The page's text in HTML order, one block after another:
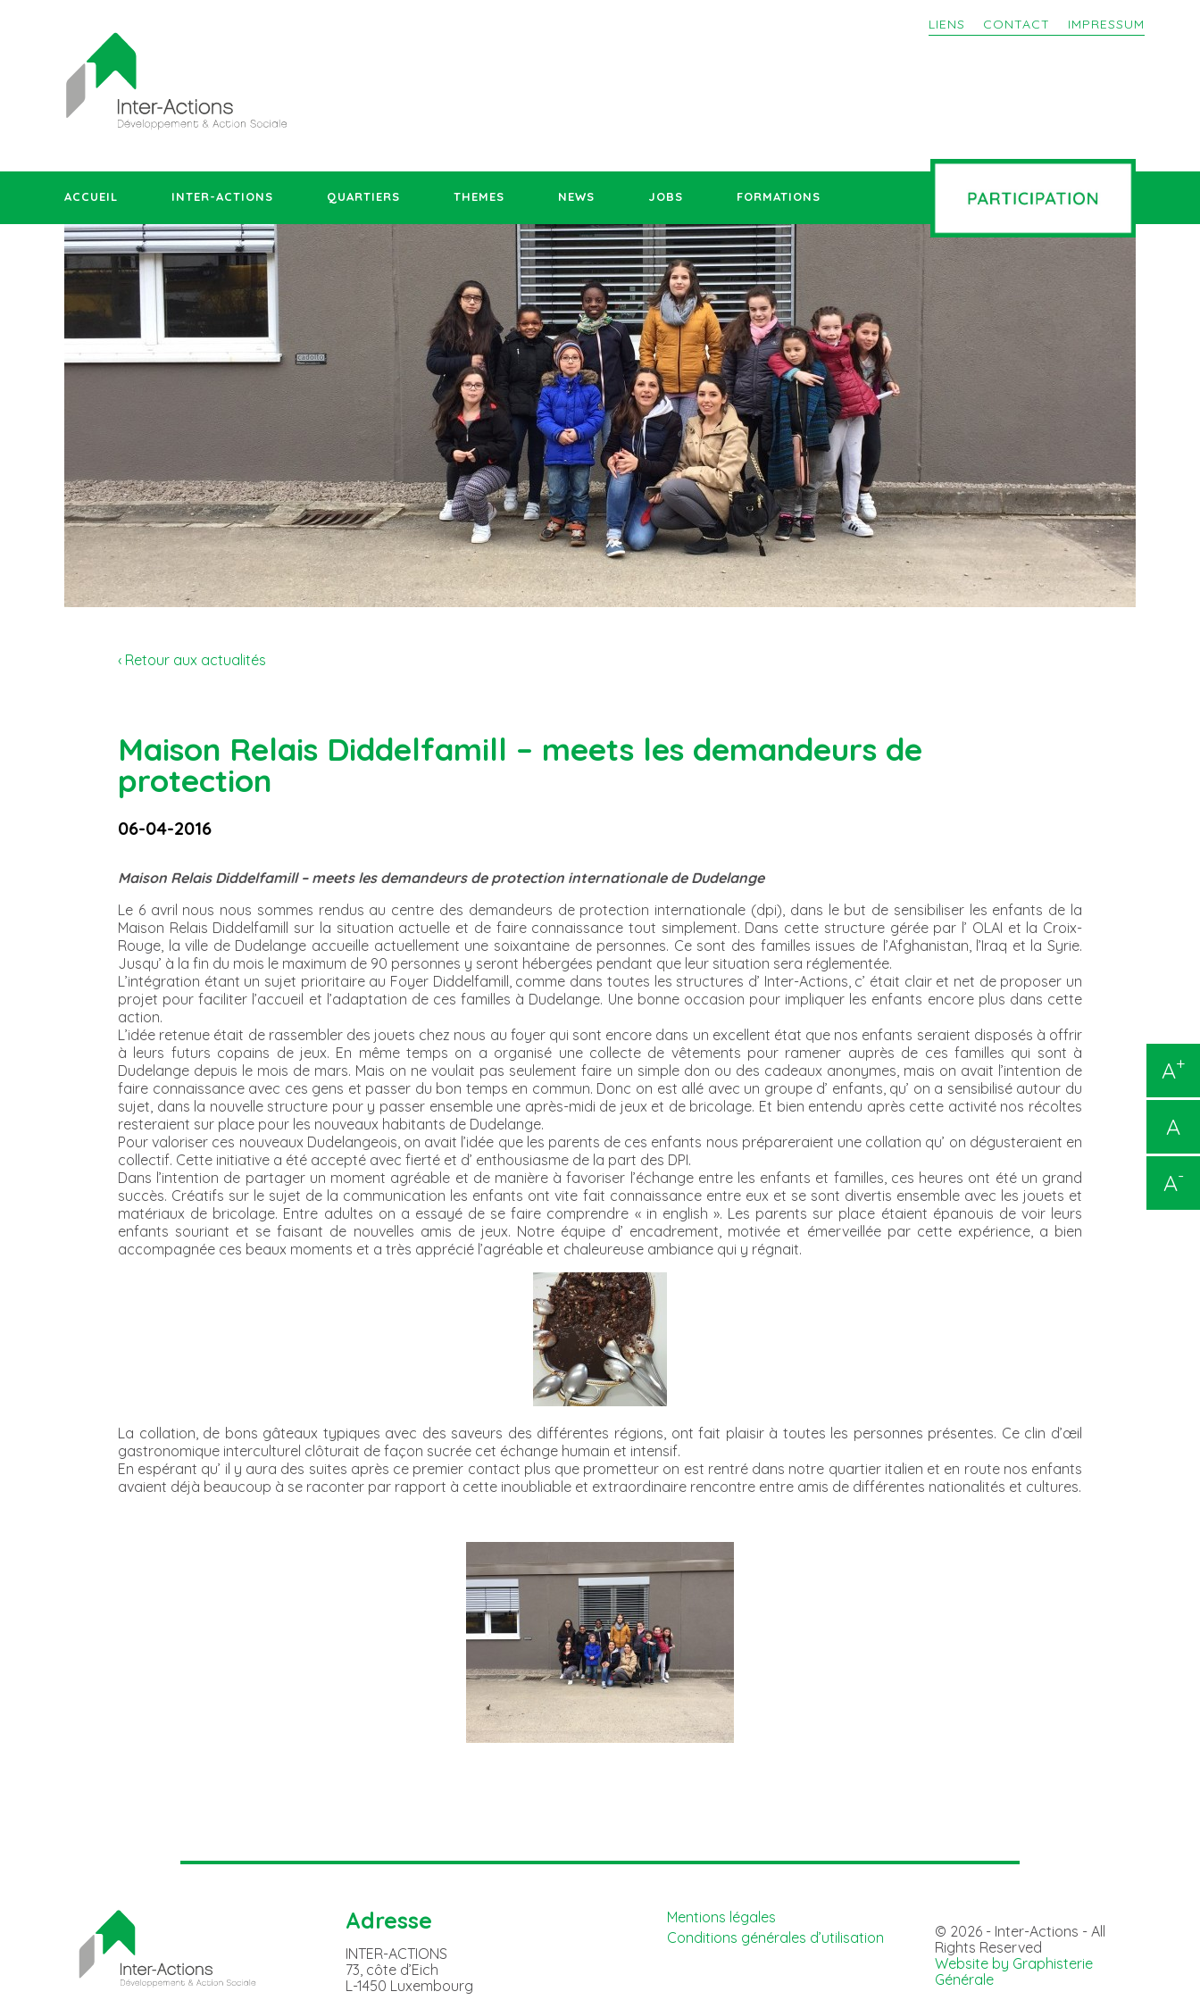
LIENS CONTACT IMPRESSUM
ACCUEIL INTER-ACTIONS QUARTIERS THEMES NEWS JOBS FORMATIONS
A+
A
A-
‹ Retour aux actualités
Maison Relais Diddelfamill – meets les demandeurs de
protection
06-04-2016
Maison Relais Diddelfamill – meets les demandeurs de protection internationale de Dudelange
Le 6 avril nous nous sommes rendus au centre des demandeurs de protection internationale (dpi), dans le but de sensibiliser les enfants de la
Maison Relais Diddelfamill sur la situation actuelle et de faire connaissance tout simplement. Dans cette structure gérée par l’ OLAI et la Croix-
Rouge, la ville de Dudelange accueille actuellement une soixantaine de personnes. Ce sont des familles issues de l’Afghanistan, l’Iraq et la Syrie.
Jusqu’ à la fin du mois le maximum de 90 personnes y seront hébergées pendant que leur situation sera réglementée.
L’intégration étant un sujet prioritaire au Foyer Diddelfamill, comme dans toutes les structures d’ Inter-Actions, c’ était clair et net de proposer un
projet pour faciliter l’accueil et l’adaptation de ces familles à Dudelange. Une bonne occasion pour impliquer les enfants encore plus dans cette
action.
L’idée retenue était de rassembler des jouets chez nous au foyer qui sont encore dans un excellent état que nos enfants seraient disposés à offrir
à leurs futurs copains de jeux. En même temps on a organisé une collecte de vêtements pour ramener auprès de ces familles qui sont à
Dudelange depuis le mois de mars. Mais on ne voulait pas seulement faire un simple don ou des cadeaux anonymes, mais on avait l’intention de
faire connaissance avec ces gens et passer du bon temps en commun. Donc on est allé avec un groupe d’ enfants, qu’ on a sensibilisé autour du
sujet, dans la nouvelle structure pour y passer ensemble une après-midi de jeux et de bricolage. Et bien entendu après cette activité nos récoltes
resteraient sur place pour les nouveaux habitants de Dudelange.
Pour valoriser ces nouveaux Dudelangeois, on avait l’idée que les parents de ces enfants nous prépareraient une collation qu’ on dégusteraient en
collectif. Cette initiative a été accepté avec fierté et d’ enthousiasme de la part des DPI.
Dans l’intention de partager un moment agréable et de manière à favoriser l’échange entre les enfants et familles, ces heures ont été un grand
succès. Créatifs sur le sujet de la communication les enfants ont vite fait connaissance entre eux et se sont divertis ensemble avec les jouets et
matériaux de bricolage. Entre adultes on a essayé de se faire comprendre « in english ». Les parents sur place étaient épanouis de voir leurs
enfants souriant et se faisant de nouvelles amis de jeux. Notre équipe d’ encadrement, motivée et émerveillée par cette expérience, a bien
accompagnée ces beaux moments et a très apprécié l’agréable et chaleureuse ambiance qui y régnait.
La collation, de bons gâteaux typiques avec des saveurs des différentes régions, ont fait plaisir à toutes les personnes présentes. Ce clin d’œil
gastronomique interculturel clôturait de façon sucrée cet échange humain et intensif.
En espérant qu’ il y aura des suites après ce premier contact plus que prometteur on est rentré dans notre quartier italien et en route nos enfants
avaient déjà beaucoup à se raconter par rapport à cette inoubliable et extraordinaire rencontre entre amis de différentes nationalités et cultures.
Adresse
INTER-ACTIONS
73, côte d’Eich
L-1450 Luxembourg
Mentions légales
Conditions générales d’utilisation
© 2026 - Inter-Actions - All
Rights Reserved
Website by Graphisterie
Générale